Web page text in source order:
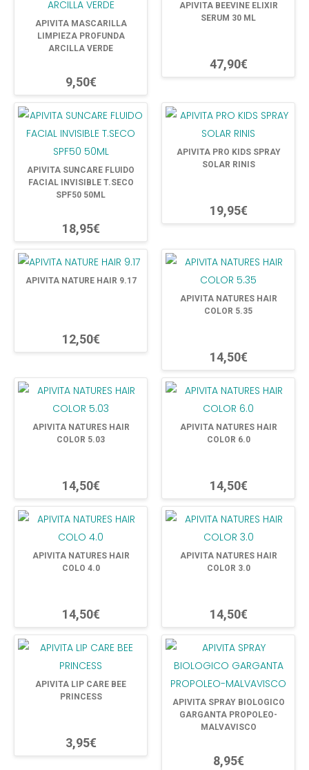
APIVITA MASCARILLA
LIMPIEZA PROFUNDA
ARCILLA VERDE
9,50€
APIVITA BEEVINE ELIXIR
SERUM 30 ML
47,90€
APIVITA SUNCARE FLUIDO
FACIAL INVISIBLE T.SECO
SPF50 50ML
18,95€
APIVITA PRO KIDS SPRAY
SOLAR RINIS
19,95€
APIVITA NATURE HAIR 9.17
12,50€
APIVITA NATURES HAIR
COLOR 5.35
14,50€
APIVITA NATURES HAIR
COLOR 5.03
14,50€
APIVITA NATURES HAIR
COLOR 6.0
14,50€
APIVITA NATURES HAIR
COLO 4.0
14,50€
APIVITA NATURES HAIR
COLOR 3.0
14,50€
APIVITA LIP CARE BEE
PRINCESS
3,95€
APIVITA SPRAY BIOLOGICO
GARGANTA PROPOLEO-
MALVAVISCO
8,95€